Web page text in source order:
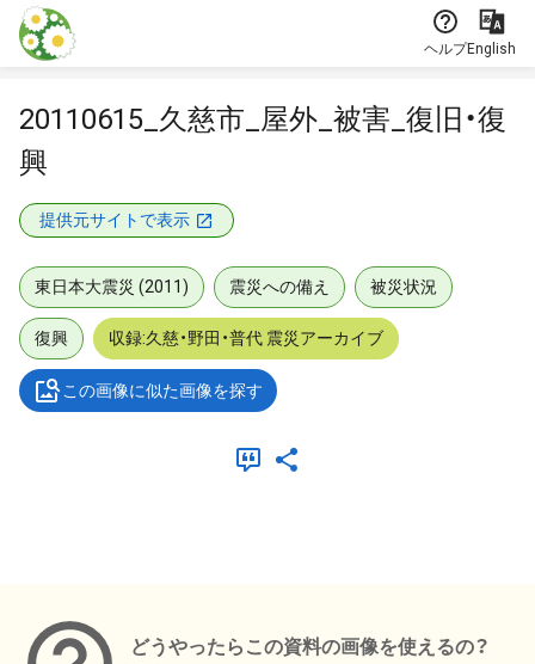
本文に飛ぶ
ヘルプEnglish
20110615_久慈市_屋外_被害_復旧・復
興
提供元サイトで表示
東日本大震災 (2011) 震災への備え 被災状況
復興 収録:久慈・野田・普代 震災アーカイブ
この画像に似た画像を探す
どうやったらこの資料の画像を使えるの？